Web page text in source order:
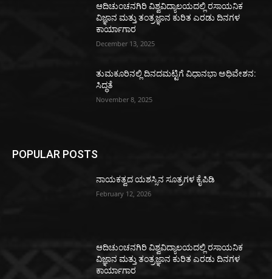
ಆದಿಚುಂಚನಗಿರಿ ವಿಶ್ವವಿದ್ಯಾಲಯದಲ್ಲಿ ರಸಾಯನಿಕ
ವಿಜ್ಞಾನ ಮತ್ತು ತಂತ್ರಜ್ಞಾನ ಕುರಿತ ಎರಡು ದಿನಗಳ
ಕಾರ್ಯಾಗಾರ
December 13, 2025
ತುಮಕೂರಿನಲ್ಲಿ ದಿನದಮಟ್ಟಿಗೆ ವಿಧಾನಭಾ ಅಧಿವೇಶನ:
ಸಿದ್ಧತೆ
November 8, 2025
POPULAR POSTS
ನಾಯಕತ್ವದ ಯಶಸ್ಸಿನ ಸೂತ್ರಗಳ ಕೈಪಿಡಿ
February 12, 2026
ಆದಿಚುಂಚನಗಿರಿ ವಿಶ್ವವಿದ್ಯಾಲಯದಲ್ಲಿ ರಸಾಯನಿಕ
ವಿಜ್ಞಾನ ಮತ್ತು ತಂತ್ರಜ್ಞಾನ ಕುರಿತ ಎರಡು ದಿನಗಳ
ಕಾರ್ಯಾಗಾರ